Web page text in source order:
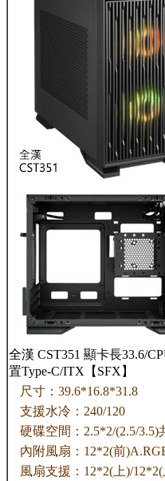
全漢 CST351 顯卡長33.6/
置Type-C/ITX【SFX】
尺寸：39.6*16.8*31.8
支援水冷：240/120
硬碟空間：2.5*2/(2.5/3.5)
內附風扇：12*2(前
風扇支援：12*2(上)/